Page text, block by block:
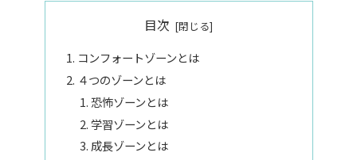
目次
コンフォートゾーンとは
４つのゾーンとは
恐怖ゾーンとは
学習ゾーンとは
成長ゾーンとは